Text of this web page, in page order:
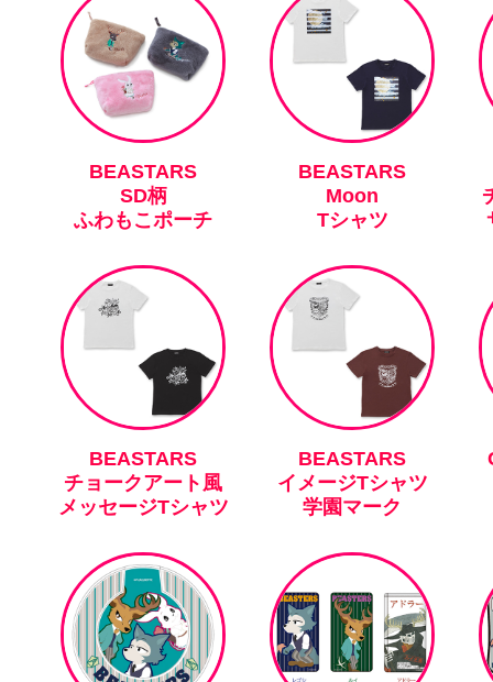
BEASTARS
SD柄
ふわもこポーチ
BEASTARS
Moon
Tシャツ
BEASTARS
チョークアート風
メッセージTシャツ
BEASTARS
イメージTシャツ
学園マーク